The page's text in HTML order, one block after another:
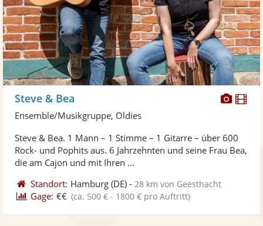
Fotos
Steve & Bea
Ensemble/Musikgruppe, Oldies
Steve & Bea. 1 Mann – 1 Stimme – 1 Gitarre – über 600
Rock- und Pophits aus. 6 Jahrzehnten und seine Frau Bea,
die am Cajon und mit Ihren ...
Standort: Hamburg (DE) - 28 km von Geesthacht
Gage: €€ (ca. 500 € - 1800 € pro Auftritt)